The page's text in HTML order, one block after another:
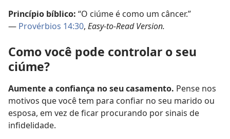
Princípio bíblico: “O ciúme é como um câncer.”
— Provérbios 14:30, Easy-to-Read Version.
Como você pode controlar o seu
ciúme?
Aumente a confiança no seu casamento. Pense nos
motivos que você tem para confiar no seu marido ou
esposa, em vez de ficar procurando por sinais de
infidelidade.